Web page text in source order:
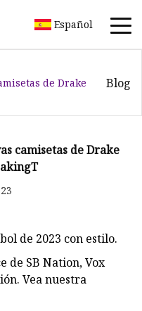
Español
de Drake
Blog
camisetas de Drake
de 2023 con estilo.
de SB Nation, Vox
Vea nuestra